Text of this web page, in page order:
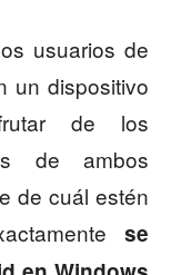
usuarios de
un dispositivo
de los
de ambos
de cuál estén
se